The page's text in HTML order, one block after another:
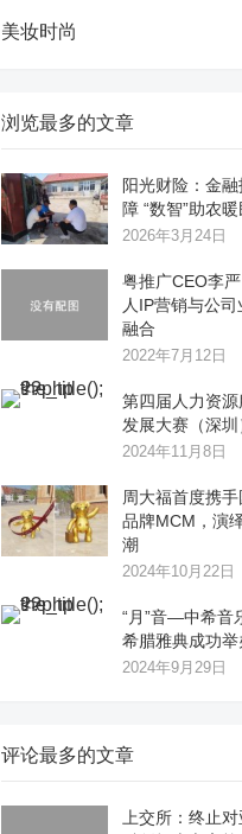
美妆时尚
浏览最多的文章
阳光财险：金
障 “数智”助农
2026年3月24日
粤推广CEO李
人IP营销与公
融合
2022年7月12日
第四届人力资
发展大赛（深
2024年11月8日
周大福首度携
品牌MCM，演
潮
2024年10月22日
“月”音—中希音
希腊雅典成功举
2024年9月29日
评论最多的文章
上交所：终止